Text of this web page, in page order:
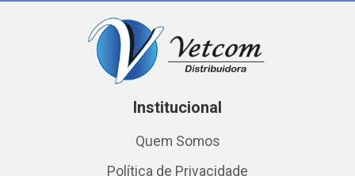
Institucional
Quem Somos
Política de Privacidade